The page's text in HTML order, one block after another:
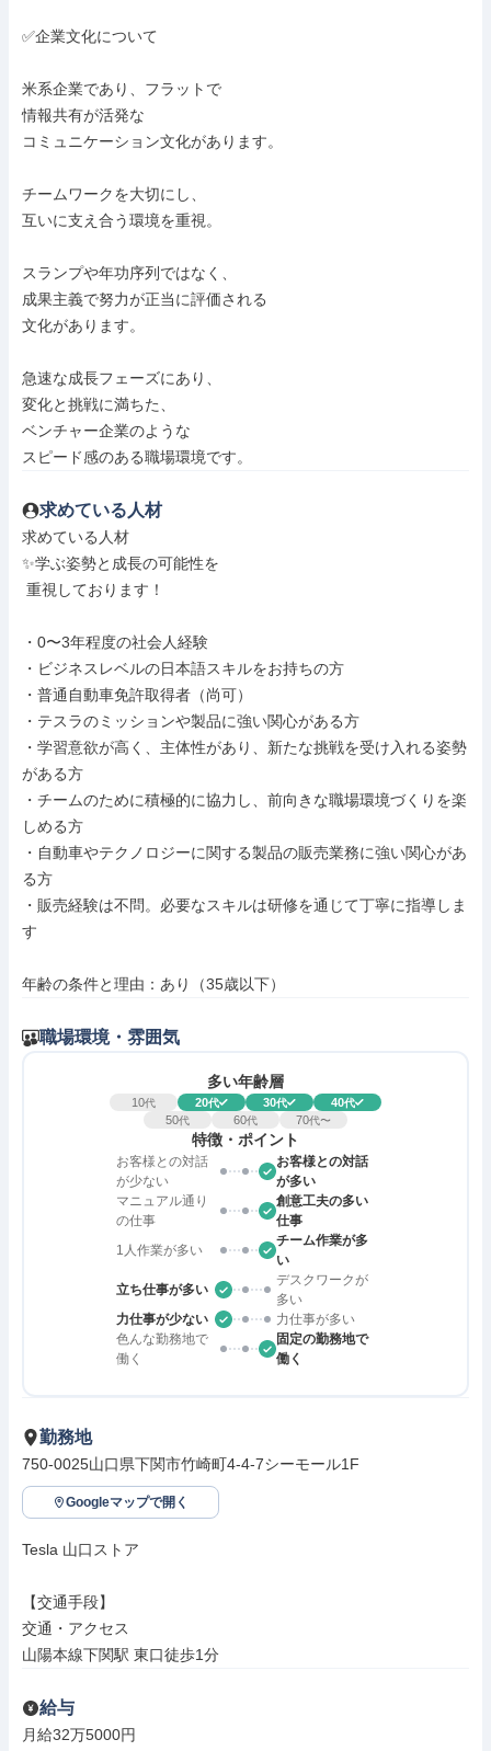
✅企業文化について
米系企業であり、フラットで
情報共有が活発な
コミュニケーション文化があります。
チームワークを大切にし、
互いに支え合う環境を重視。
スランプや年功序列ではなく、
成果主義で努力が正当に評価される
文化があります。
急速な成長フェーズにあり、
変化と挑戦に満ちた、
ベンチャー企業のような
スピード感のある職場環境です。
求めている人材
求めている人材
✨学ぶ姿勢と成長の可能性を
・0〜3年程度の社会人経験
・ビジネスレベルの日本語スキルをお持ちの方
・普通自動車免許取得者（尚可）
・テスラのミッションや製品に強い関心がある方
・学習意欲が高く、主体性があり、新たな挑戦を受け入れる姿勢
がある方
・チームのために積極的に協力し、前向きな職場環境づくりを楽
しめる方
・自動車やテクノロジーに関する製品の販売業務に強い関心があ
る方
・販売経験は不問。必要なスキルは研修を通じて丁寧に指導しま
す
年齢の条件と理由：あり（35歳以下）
職場環境・雰囲気
多い年齢層
10代 20代 30代 40代
50代 60代 70代〜
特徴・ポイント
お客様との対話
が少ない
お客様との対話
が多い
マニュアル通り
の仕事
創意工夫の多い
仕事
1人作業が多い
チーム作業が多
い
立ち仕事が多い
デスクワークが
多い
力仕事が少ない
力仕事が多い
色んな勤務地で
働く
固定の勤務地で
働く
勤務地
750-0025山口県下関市竹崎町4-4-7シーモール1F
Googleマップで開く
Tesla 山口ストア
【交通手段】
交通・アクセス
山陽本線下関駅 東口徒歩1分
給与
月給32万5000円